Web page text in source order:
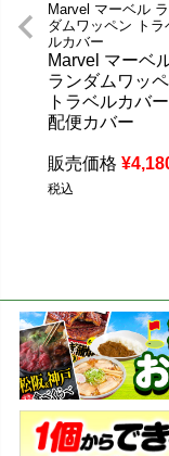
Marvel マーベル
ダムワッペン トラ
ルカバー
Marvel マーベ
ランダムワッ
トラベルカバ
配便カバー
販売価格 ¥
税込